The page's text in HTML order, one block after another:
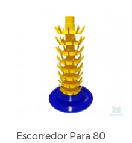
Escorredor Para 80